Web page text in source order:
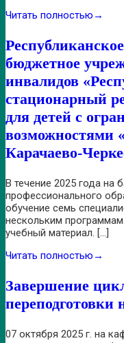
Читать полностью →
бюджетное
инвалидов
стационарный
для детей с
возможностями
Карачаево-
В течение 2025 года на
профессионального
обучение семь
нескольким
учебный материал. […]
Читать полностью →
Завершение
переподготовки
07 октября 2025 г. на